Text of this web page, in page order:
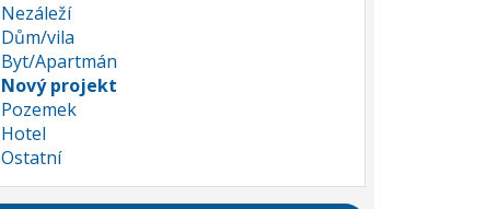
Nezáleží
Dům/vila
Byt/Apartmán
Nový projekt
Pozemek
Hotel
Ostatní